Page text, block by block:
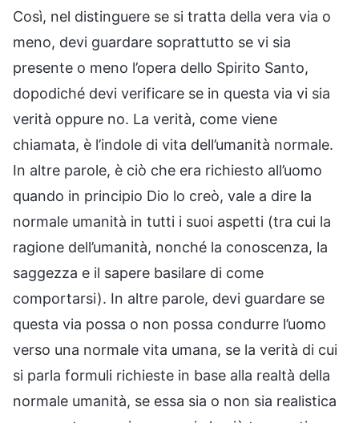
Così, nel distinguere se si tratta della vera via o
meno, devi guardare soprattutto se vi sia
presente o meno l’opera dello Spirito Santo,
dopodiché devi verificare se in questa via vi sia
verità oppure no. La verità, come viene
chiamata, è l’indole di vita dell’umanità normale.
In altre parole, è ciò che era richiesto all’uomo
quando in principio Dio lo creò, vale a dire la
normale umanità in tutti i suoi aspetti (tra cui la
ragione dell’umanità, nonché la conoscenza, la
saggezza e il sapere basilare di come
comportarsi). In altre parole, devi guardare se
questa via possa o non possa condurre l’uomo
verso una normale vita umana, se la verità di cui
si parla formuli richieste in base alla realtà della
normale umanità, se essa sia o non sia realistica